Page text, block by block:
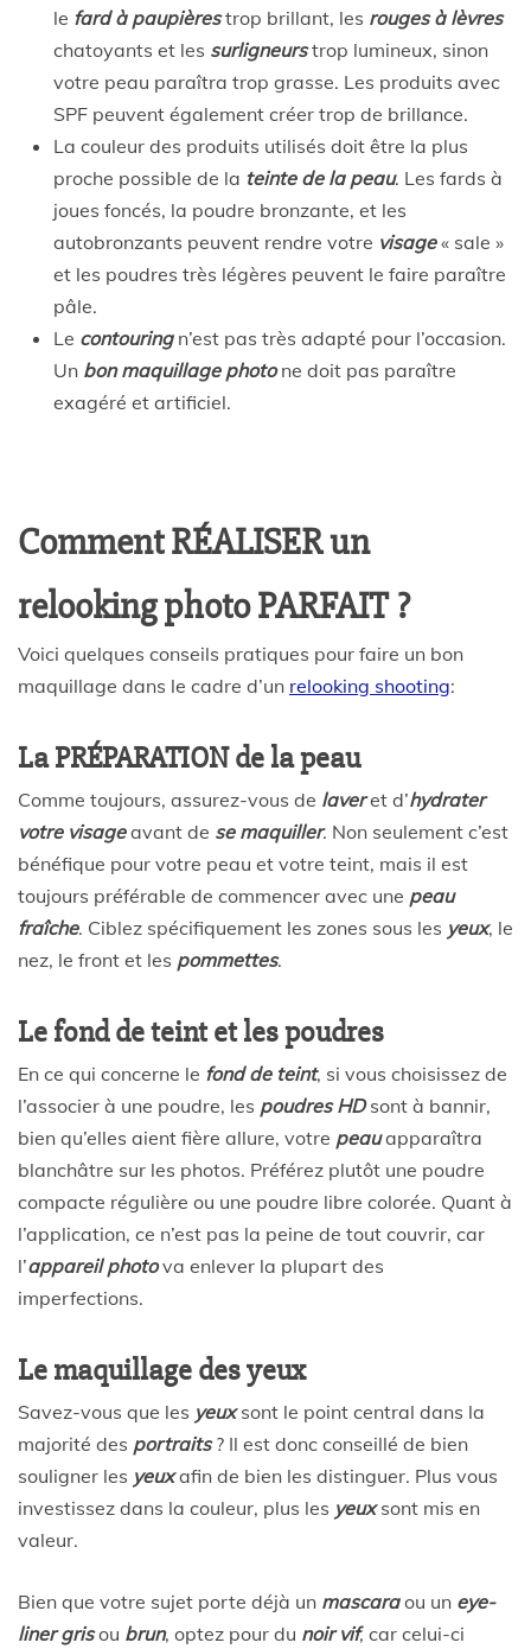
le fard à paupièrestrop brillant, les rouges à lèvres
chatoyants et les surligneurstrop lumineux, sinon
votre peau paraîtra trop grasse. Les produits avec
SPF peuvent également créer trop de brillance.
La couleur des produits utilisés doit être la plus
proche possible de la teinte de la peau. Les fards à
joues foncés, la poudre bronzante, et les
autobronzants peuvent rendre votre visage« sale »
et les poudres très légères peuvent le faire paraître
pâle.
Le contouringn’est pas très adapté pour l’occasion.
Un bon maquillage photone doit pas paraître
exagéré et artificiel.
Comment RÉALISER un
relooking photo PARFAIT ?
Voici quelques conseils pratiques pour faire un bon
maquillage dans le cadre d’un relooking shooting:
La PRÉPARATION de la peau
Comme toujours, assurez-vous de laveret d’hydrater
votre visageavant de se maquiller. Non seulement c’est
bénéfique pour votre peau et votre teint, mais il est
toujours préférable de commencer avec une peau
fraîche. Ciblez spécifiquement les zones sous les yeux, le
nez, le front et les pommettes.
Le fond de teint et les poudres
En ce qui concerne le fond de teint, si vous choisissez de
l’associer à une poudre, les poudres HDsont à bannir,
bien qu’elles aient fière allure, votre peauapparaîtra
blanchâtre sur les photos. Préférez plutôt une poudre
compacte régulière ou une poudre libre colorée. Quant à
l’application, ce n’est pas la peine de tout couvrir, car
l’appareil photova enlever la plupart des
imperfections.
Le maquillage des yeux
Savez-vous que les yeuxsont le point central dans la
majorité des portraits? Il est donc conseillé de bien
souligner les yeuxafin de bien les distinguer. Plus vous
investissez dans la couleur, plus les yeuxsont mis en
valeur.
Bien que votre sujet porte déjà un mascaraou un eye-
liner grisou brun, optez pour du noir vif, car celui-ci